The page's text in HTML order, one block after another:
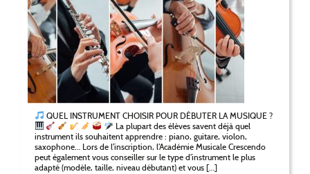
QUEL INSTRUMENT CHOISIR POUR DÉBUTER LA MUSIQUE ?
La plupart des élèves savent déjà quel
instrument ils souhaitent apprendre : piano, guitare, violon,
saxophone… Lors de l’inscription, l’Académie Musicale Crescendo
peut également vous conseiller sur le type d’instrument le plus
adapté (modèle, taille, niveau débutant) et vous […]